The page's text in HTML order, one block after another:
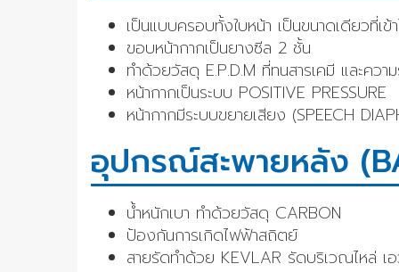
เป็นแบบครอบทั้งใบหน้า เป็นขนาดเดียวที่เ
ขอบหน้ากากเป็นยางซีล 2 ชั้น
ทำด้วยวัสดุ E.P.D.M ที่ทนสารเคมี และคว
หน้ากากเป็นระบบ POSITIVE PRESSURE
หน้ากากมีระบบขยายเสียง (SPEECH
อุปกรณ์สะพายหลัง
น้ำหนักเบา ทำด้วยวัสดุ CARBON
ป้องกันการเกิดไฟฟ้าสถิตย์
สายรัดทำด้วย KEVLAR รัดบริเวณไหล่ เ